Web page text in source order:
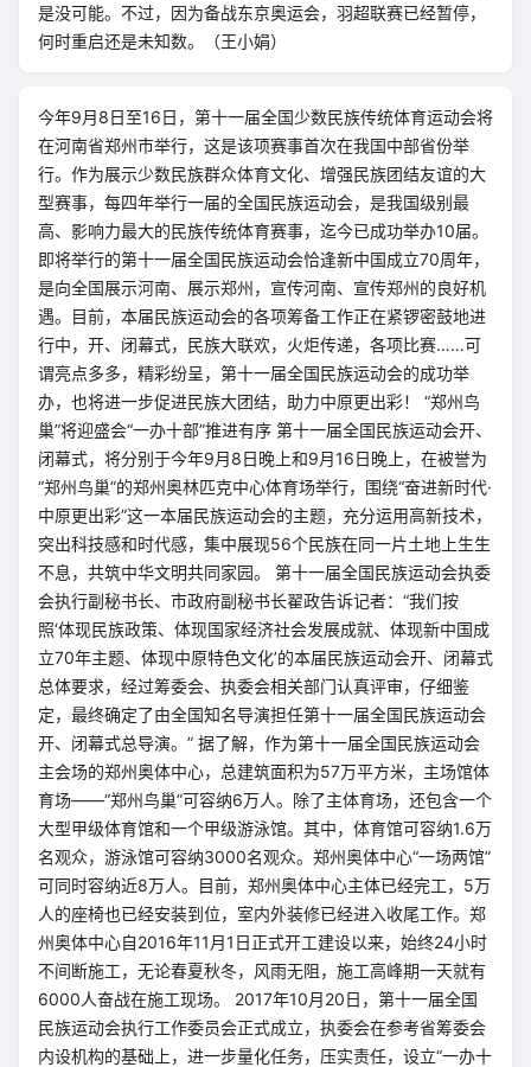
是没可能。不过，因为备战东京奥运会，羽超联赛已经暂停，
何时重启还是未知数。（王小娟）
今年9月8日至16日，第十一届全国少数民族传统体育运动会将
在河南省郑州市举行，这是该项赛事首次在我国中部省份举
行。作为展示少数民族群众体育文化、增强民族团结友谊的大
型赛事，每四年举行一届的全国民族运动会，是我国级别最
高、影响力最大的民族传统体育赛事，迄今已成功举办10届。
即将举行的第十一届全国民族运动会恰逢新中国成立70周年，
是向全国展示河南、展示郑州，宣传河南、宣传郑州的良好机
遇。目前，本届民族运动会的各项筹备工作正在紧锣密鼓地进
行中，开、闭幕式，民族大联欢，火炬传递，各项比赛……可
谓亮点多多，精彩纷呈，第十一届全国民族运动会的成功举
办，也将进一步促进民族大团结，助力中原更出彩！ “郑州鸟
巢”将迎盛会“一办十部”推进有序 第十一届全国民族运动会开、
闭幕式，将分别于今年9月8日晚上和9月16日晚上，在被誉为
“郑州鸟巢”的郑州奥林匹克中心体育场举行，围绕“奋进新时代·
中原更出彩”这一本届民族运动会的主题，充分运用高新技术，
突出科技感和时代感，集中展现56个民族在同一片土地上生生
不息，共筑中华文明共同家园。 第十一届全国民族运动会执委
会执行副秘书长、市政府副秘书长翟政告诉记者：“我们按
照‘体现民族政策、体现国家经济社会发展成就、体现新中国成
立70年主题、体现中原特色文化’的本届民族运动会开、闭幕式
总体要求，经过筹委会、执委会相关部门认真评审，仔细鉴
定，最终确定了由全国知名导演担任第十一届全国民族运动会
开、闭幕式总导演。” 据了解，作为第十一届全国民族运动会
主会场的郑州奥体中心，总建筑面积为57万平方米，主场馆体
育场——“郑州鸟巢”可容纳6万人。除了主体育场，还包含一个
大型甲级体育馆和一个甲级游泳馆。其中，体育馆可容纳1.6万
名观众，游泳馆可容纳3000名观众。郑州奥体中心“一场两馆”
可同时容纳近8万人。目前，郑州奥体中心主体已经完工，5万
人的座椅也已经安装到位，室内外装修已经进入收尾工作。郑
州奥体中心自2016年11月1日正式开工建设以来，始终24小时
不间断施工，无论春夏秋冬，风雨无阻，施工高峰期一天就有
6000人奋战在施工现场。 2017年10月20日，第十一届全国
民族运动会执行工作委员会正式成立，执委会在参考省筹委会
内设机构的基础上，进一步量化任务，压实责任，设立“一办十